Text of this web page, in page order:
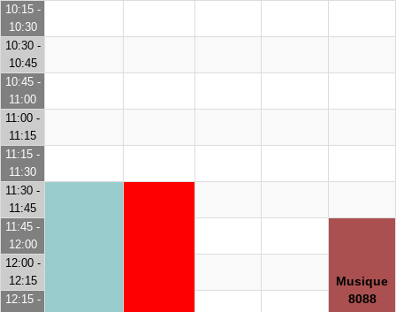
10:15 -
10:30
10:30 -
10:45
10:45 -
11:00
11:00 -
11:15
11:15 -
11:30
11:30 -
11:45
11:45 -
12:00
Musique
8088
12:00 -
12:15
12:15 -